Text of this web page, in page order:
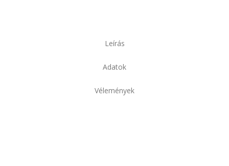
Leírás
Adatok
Vélemények